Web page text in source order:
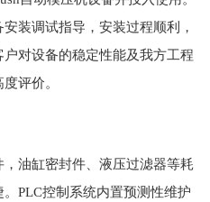
装调试指导，安装过程顺利，
对设备的稳定性能及我方工程
评价。
油缸密封件、液压过滤器等耗
PLC控制系统内置预测性维护